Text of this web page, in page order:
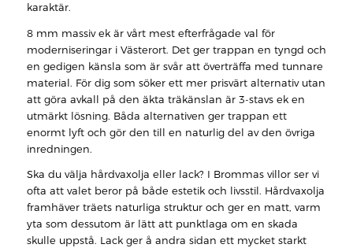
karaktär.
8 mm massiv ek är vårt mest efterfrågade val för
moderniseringar i Västerort. Det ger trappan en tyngd och
en gedigen känsla som är svår att överträffa med tunnare
material. För dig som söker ett mer prisvärt alternativ utan
att göra avkall på den äkta träkänslan är 3-stavs ek en
utmärkt lösning. Båda alternativen ger trappan ett
enormt lyft och gör den till en naturlig del av den övriga
inredningen.
Ska du välja hårdvaxolja eller lack? I Brommas villor ser vi
ofta att valet beror på både estetik och livsstil. Hårdvaxolja
framhäver träets naturliga struktur och ger en matt, varm
yta som dessutom är lätt att punktlaga om en skada
skulle uppstå. Lack ger å andra sidan ett mycket starkt